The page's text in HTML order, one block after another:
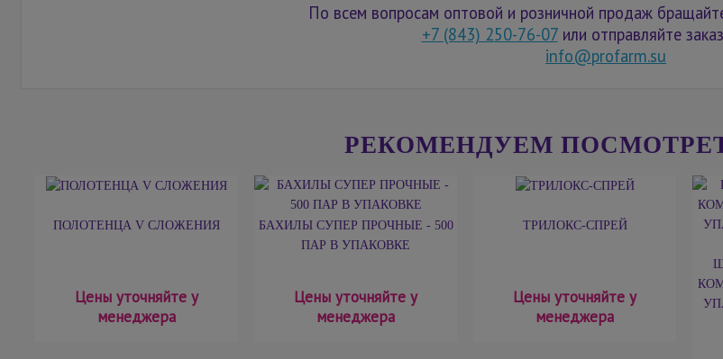
По всем вопросам оптовой и розничной продаж
+7 (843) 250-76-07или отправляйте
info@profarm.su
РЕКОМЕНДУЕМ
ПОЛОТЕНЦА V СЛОЖЕНИЯ
Цены уточняйте у
менеджера
БАХИЛЫ СУПЕР ПРОЧНЫЕ - 500
ПАР В УПАКОВКЕ
Цены уточняйте у
менеджера
ТРИЛОКС-СПРЕЙ
Цены уточняйте у
менеджера